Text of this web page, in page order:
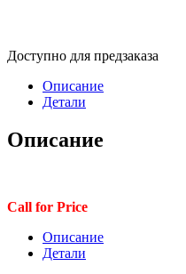
Доступно для предзаказа
Описание
Детали
Описание
Call for Price
Описание
Детали